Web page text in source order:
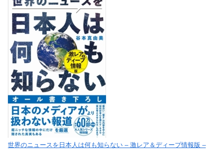
世界のニュースを日本人は何も知らない – 激レア＆ディープ情報版 –